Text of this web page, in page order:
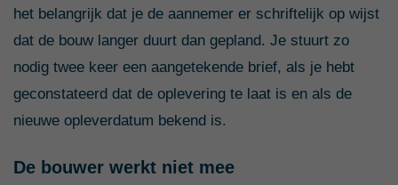
het belangrijk dat je de aannemer er schriftelijk op wijst
dat de bouw langer duurt dan gepland. Je stuurt zo
nodig twee keer een aangetekende brief, als je hebt
geconstateerd dat de oplevering te laat is en als de
nieuwe opleverdatum bekend is.
De bouwer werkt niet mee